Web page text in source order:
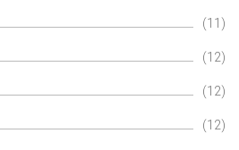
(11)
(12)
(12)
(12)